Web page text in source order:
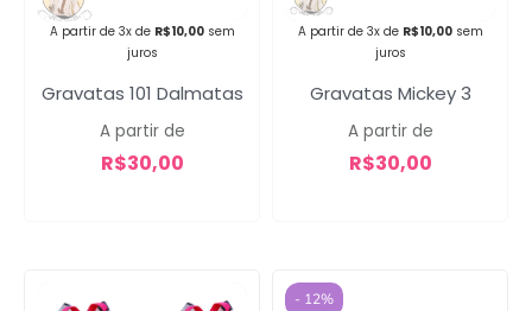
A partir de 3x de R$10,00 sem
juros
Gravatas 101 Dalmatas
A partir de
R$30,00
A partir de 3x de R$10,00 sem
juros
Gravatas Mickey 3
A partir de
R$30,00
- 12%
Voltar